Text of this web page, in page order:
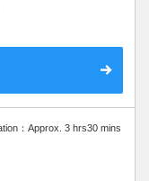
ン☆
：Approx. 3 hrs30 mins